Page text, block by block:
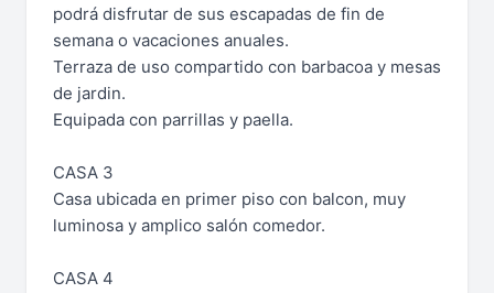
podrá disfrutar de sus escapadas de fin de
semana o vacaciones anuales.
Terraza de uso compartido con barbacoa y mesas
de jardin.
Equipada con parrillas y paella.
CASA 3
Casa ubicada en primer piso con balcon, muy
luminosa y amplico salón comedor.
CASA 4